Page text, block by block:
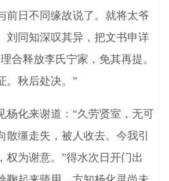
前日不同缘故说了。就将太爷
刘同知深叹其异，把文书申详
合释放李氏宁家，免其再提。
。秋后处决。”
化来谢道：“久劳贤室，无可
缰走失，被人收去。今我引
权为谢意。”得水次日开门出